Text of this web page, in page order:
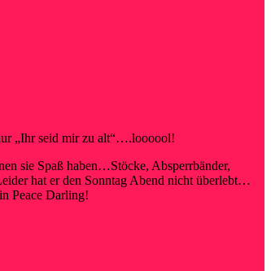
„Ihr seid mir zu alt“….loooool!
sie Spaß haben…Stöcke, Absperrbänder,
hat er den Sonntag Abend nicht überlebt…
Peace Darling!